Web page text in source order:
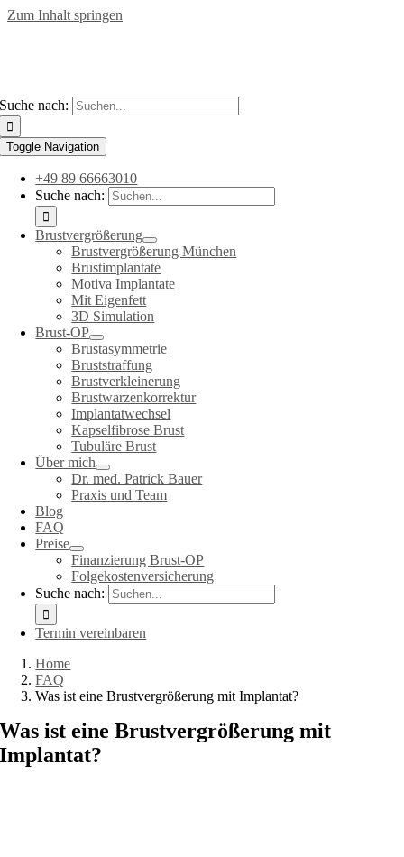
Zum Inhalt springen
Suche nach:
Toggle Navigation
+49 89 66663010
Suche nach:
Brustvergrößerung
Brustvergrößerung München
Brustimplantate
Motiva Implantate
Mit Eigenfett
3D Simulation
Brust-OP
Brustasymmetrie
Bruststraffung
Brustverkleinerung
Brustwarzenkorrektur
Implantatwechsel
Kapselfibrose Brust
Tubuläre Brust
Über mich
Dr. med. Patrick Bauer
Praxis und Team
Blog
FAQ
Preise
Finanzierung Brust-OP
Folgekostenversicherung
Suche nach:
Termin vereinbaren
Home
FAQ
Was ist eine Brustvergrößerung mit Implantat?
Was ist eine Brustvergrößerung mit
Implantat?